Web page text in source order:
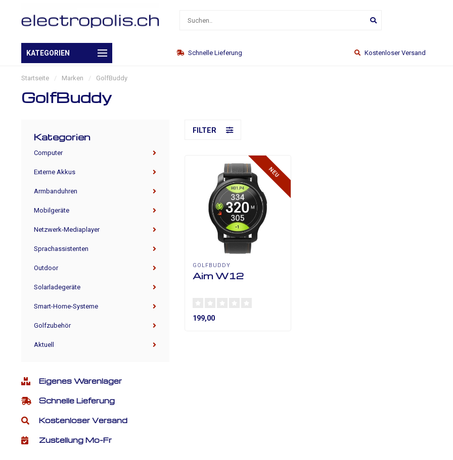
KATEGORIEN
Eigenes Warenlager Schnelle Lieferung Kostenloser Versand
Startseite / Marken / GolfBuddy
GolfBuddy
Kategorien
Computer
Externe Akkus
Armbanduhren
Mobilgeräte
Netzwerk-Mediaplayer
Sprachassistenten
Outdoor
Solarladegeräte
Smart-Home-Systeme
Golfzubehör
Aktuell
Eigenes Warenlager
Schnelle Lieferung
Kostenloser Versand
Zustellung Mo-Fr
FILTER
NEU
GOLFBUDDY
Aim W12
199,00